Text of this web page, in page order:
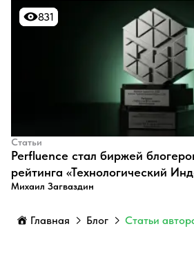
831
831
Статьи
Perfluence стал биржей
рейтинга «Технологический
Михаил Загваздин
Главная Блог Статьи